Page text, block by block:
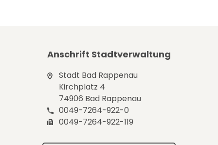
Anschrift Stadtverwaltung
Stadt Bad Rappenau
Kirchplatz 4
74906 Bad Rappenau
0049-7264-922-0
0049-7264-922-119